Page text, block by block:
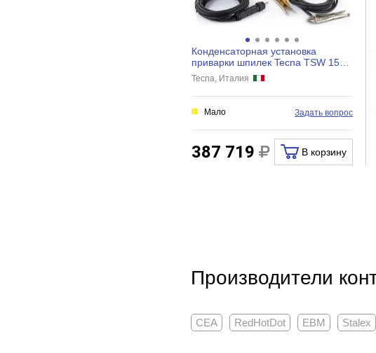
Конденсаторная установка
приварки шпилек Tecna TSW 1500
100039581
Tecna, Италия
Мало Задать вопрос
387 719 В корзину
Производители
CEA RedHotDot EBM Stalex